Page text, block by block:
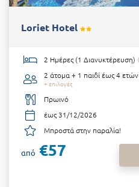
Loriet Hotel
2 Ημέρες (1 Διανυκτέρευση)
2 άτομα + 1 παιδί έως 4 ετών
+ επιλογές
Πρωινό
έως 31/12/2026
Μπροστά στην παραλία!
από €57